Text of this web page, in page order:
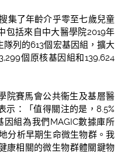
集了年齡介乎零至七歲兒童
包括來自中大醫學院2019年
列的613個宏基因組，擴大
個原核基因組和139,624
院賽馬會公共衞生及基層醫
示：「值得關注的是，8.5%
因組為我們MAGIC數據庫所
分析早期生命微生物群。我
康相關的微生物群體關鍵物